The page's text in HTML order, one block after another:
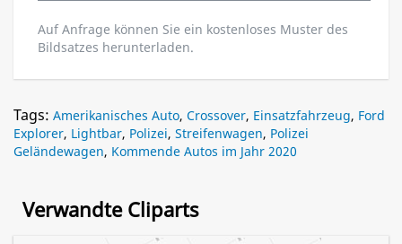
Auf Anfrage können Sie ein kostenloses Muster des
Bildsatzes herunterladen.
Tags: Amerikanisches Auto, Crossover, Einsatzfahrzeug, Ford
Explorer, Lightbar, Polizei, Streifenwagen, Polizei
Geländewagen, Kommende Autos im Jahr 2020
Verwandte Cliparts